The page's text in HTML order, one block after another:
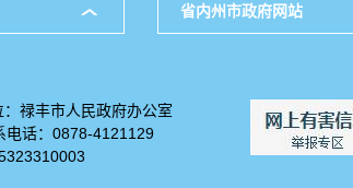
省内州市政府网站
禄丰市人民政府办公室
话：0878-4121129